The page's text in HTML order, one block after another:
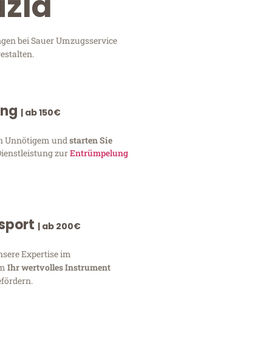
bei Sauer Umzugsservice
| ab 150€
Unnötigem und starten Sie
zurEntrümpelung
| ab 200€
Expertise im
Ihr wertvolles Instrument